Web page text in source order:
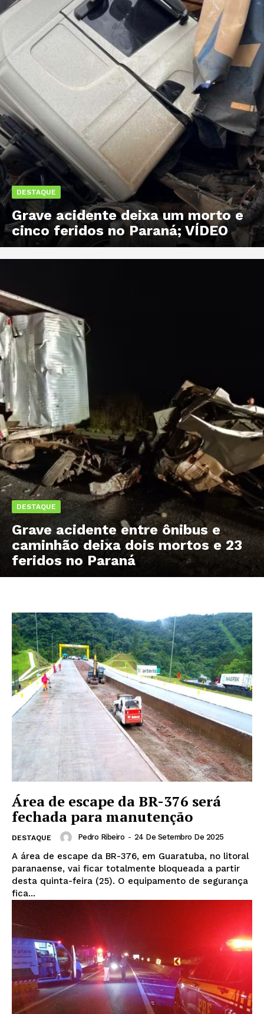
DESTAQUE
Grave acidente deixa um morto e
cinco feridos no Paraná; VÍDEO
DESTAQUE
Grave acidente entre ônibus e
caminhão deixa dois mortos e 23
feridos no Paraná
Área de escape da BR-376 será
fechada para manutenção
DESTAQUE Pedro Ribeiro - 24 De Setembro De 2025
A área de escape da BR-376, em Guaratuba, no litoral
paranaense, vai ficar totalmente bloqueada a partir
desta quinta-feira (25). O equipamento de segurança
fica...